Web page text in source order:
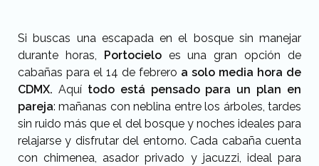
Si buscas una escapada en el bosque sin manejar
durante horas, Portocieloes una gran opción de
cabañas para el 14 de febrero a solo media hora de
CDMX. Aquí todo está pensado para un plan en
pareja: mañanas con neblina entre los árboles, tardes
sin ruido más que el del bosque y noches ideales para
relajarse y disfrutar del entorno. Cada cabaña cuenta
con chimenea, asador privado y jacuzzi, ideal para